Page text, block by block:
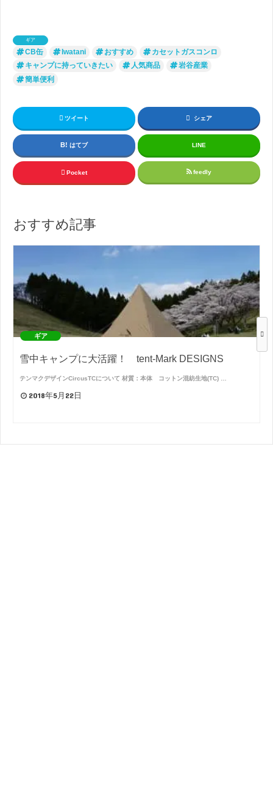
ギア
CB缶 Iwatani おすすめ
カセットガスコンロ
キャンプに持っていきたい
人気商品
岩谷産業
簡単便利
ツイート シェア
はてブ LINE
Pocket feedly
おすすめ記事
ギア
雪中キャンプに大活躍！ tent-Mark DESIGNS
テンマクデザインCircusTCについて 材質：本体 コットン混紡生地(TC) …
2018年5月22日